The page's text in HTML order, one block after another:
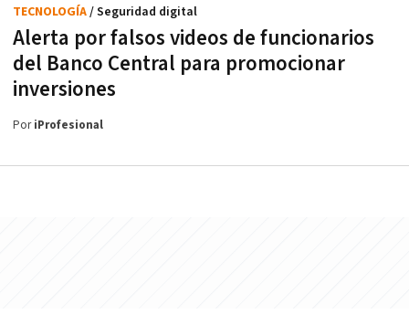
Alerta por falsos videos de funcionarios
del Banco Central para promocionar
inversiones
TECNOLOGÍA/ Seguridad digital
PoriProfesional